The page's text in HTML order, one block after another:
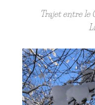
Trajet entre le